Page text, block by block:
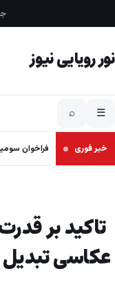
نور رویایی نیوز
☰
⌕
خبر فوری فراخوان
تاکید بر
عکاسی